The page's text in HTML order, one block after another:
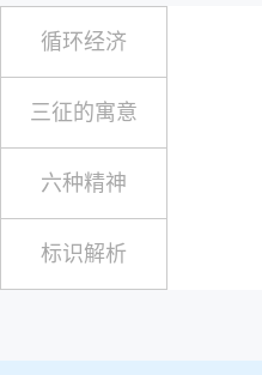
循环经济
三征的寓意
六种精神
标识解析